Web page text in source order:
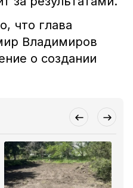
что глава
Владимиров
о создании